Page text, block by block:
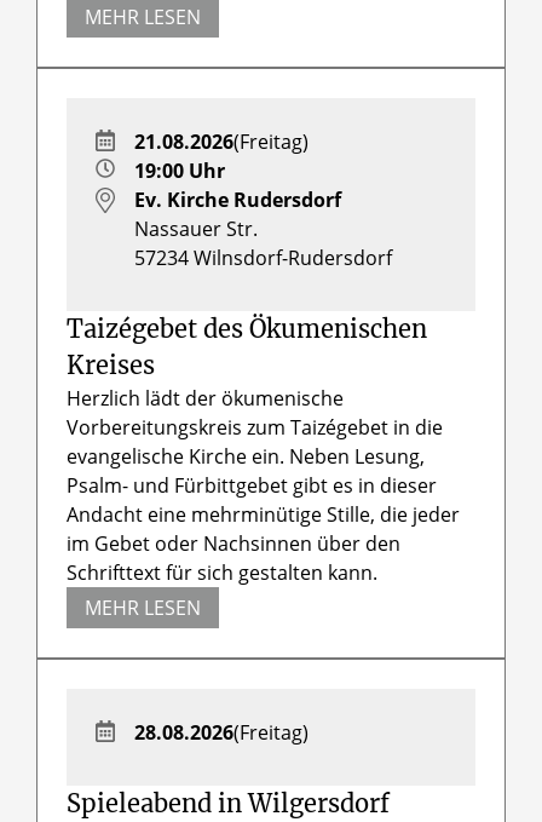
MEHR LESEN
Taizégebet des Ökumenischen
Kreises
Herzlich lädt der ökumenische
Vorbereitungskreis zum Taizégebet in die
evangelische Kirche ein. Neben Lesung,
Psalm- und Fürbittgebet gibt es in dieser
Andacht eine mehrminütige Stille, die jeder
im Gebet oder Nachsinnen über den
Schrifttext für sich gestalten kann.
MEHR LESEN
21.08.2026(Freitag)
19:00 Uhr
Ev. Kirche Rudersdorf
Nassauer Str.
57234Wilnsdorf-Rudersdorf
Spieleabend in Wilgersdorf
28.08.2026(Freitag)